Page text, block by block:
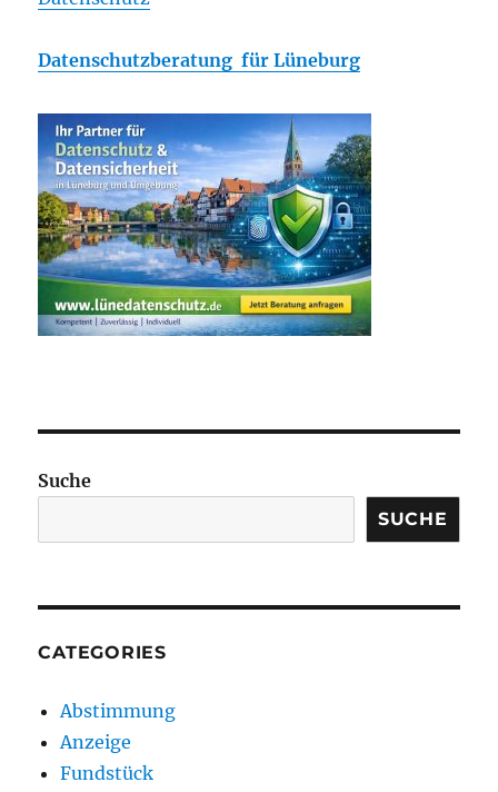
Datenschutzberatung für Lüneburg
Suche
SUCHE
CATEGORIES
Abstimmung
Anzeige
Fundstück